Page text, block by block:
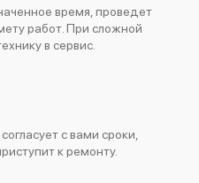
время, проведет
работ. При сложной
в сервис.
с вами сроки,
к ремонту.